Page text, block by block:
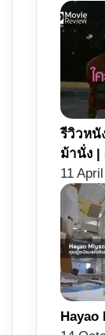
รีวิวหนั
ม้านั่ง |
11